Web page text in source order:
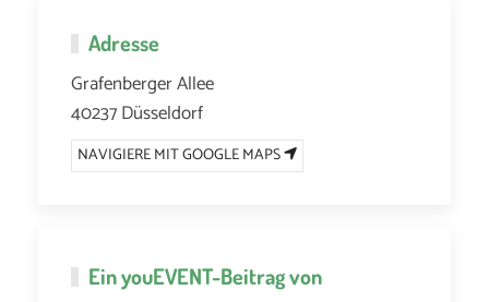
Adresse
Grafenberger Allee
40237 Düsseldorf
NAVIGIERE MIT GOOGLE MAPS
EinyouEVENT-Beitrag von